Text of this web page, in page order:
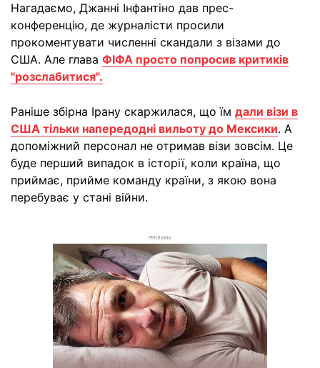
Нагадаємо, Джанні Інфантіно дав прес-
конференцію, де журналісти просили
прокоментувати численні скандали з візами до
США. Але глава ФІФА просто попросив критиків
"розслабитися".
Раніше збірна Ірану скаржилася, що їм дали візи в
США тільки напередодні вильоту до Мексики. А
допоміжний персонал не отримав візи зовсім. Це
буде перший випадок в історії, коли країна, що
приймає, прийме команду країни, з якою вона
перебуває у стані війни.
РЕКЛАМА